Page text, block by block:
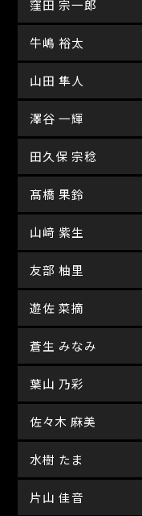
窪田 宗一郎
牛嶋 裕太
山田 隼人
澤谷 一輝
田久保 宗稔
髙橋 果鈴
山﨑 紫生
友部 柚里
遊佐 菜摘
蒼生 みなみ
葉山 乃彩
佐々木 麻美
水樹 たま
片山 佳音